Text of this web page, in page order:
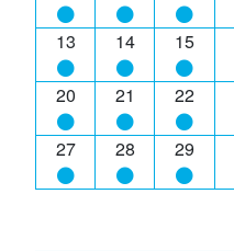
13 14 15
20 21 22
27 28 29